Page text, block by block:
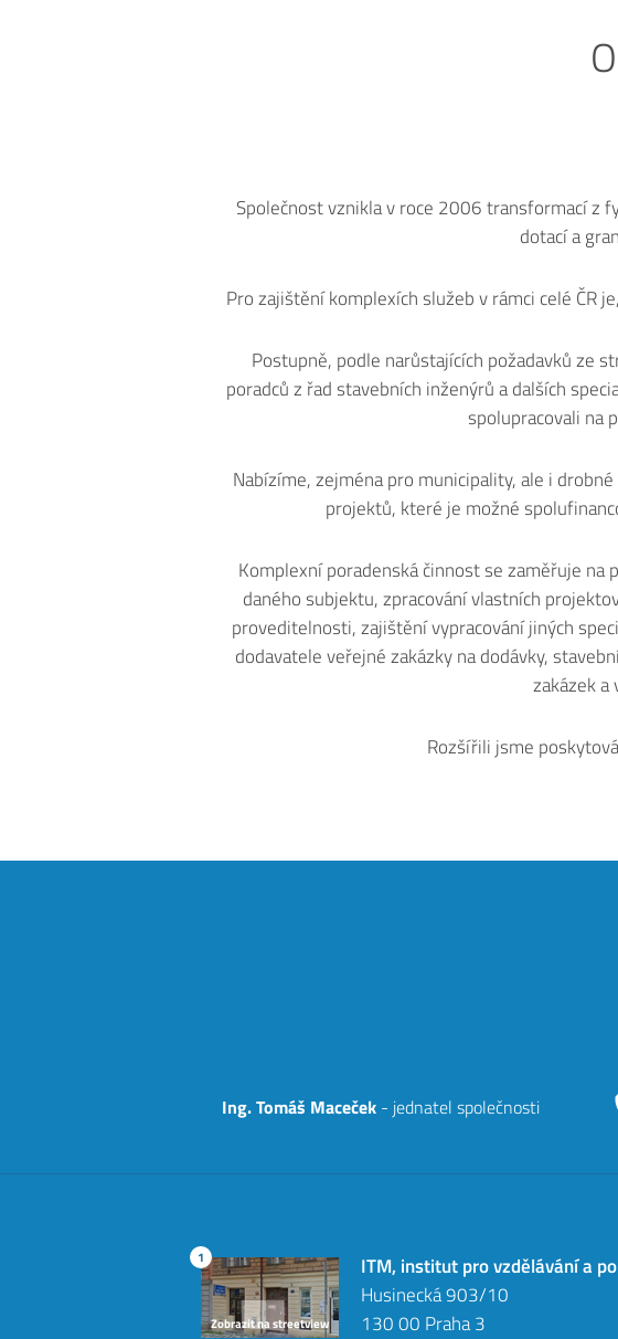
Společnost vznikla v roce 2006 transformací z
dotací a
Pro zajištění komplexích služeb v rámci celé ČR
Postupně, podle narůstajících požadavků ze
poradců z řad stavebních inženýrů a dalších
spolupracovali na
Nabízíme, zejména pro municipality, ale i
projektů, které je možné
Komplexní poradenská činnost se zaměřuje
daného subjektu, zpracování vlastních
proveditelnosti, zajištění vypracování jiných
dodavatele veřejné zakázky na dodávky,
zakázek
Rozšířili jsme
Ing. Tomáš Maceček- jednatel společnosti
Zobrazit na streetview
1
ITM, institut pro vzdělávání a
Husinecká 903/10
130 00 Praha 3